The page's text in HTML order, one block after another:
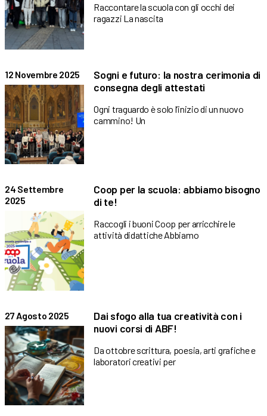
Raccontare la scuola con gli occhi dei
ragazzi La nascita
12 Novembre 2025
Sogni e futuro: la nostra cerimonia di
consegna degli attestati
Ogni traguardo è solo l’inizio di un nuovo
cammino! Un
24 Settembre
2025
Coop per la scuola: abbiamo bisogno
di te!
Raccogli i buoni Coop per arricchire le
attività didattiche Abbiamo
27 Agosto 2025
Dai sfogo alla tua creatività con i
nuovi corsi di ABF!
Da ottobre scrittura, poesia, arti grafiche e
laboratori creativi per